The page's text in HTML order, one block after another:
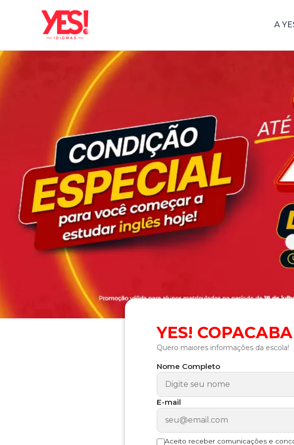
A
YES!
Quero maiores informações da escola!
Nome Completo
E-mail
Aceito receber comunicações e